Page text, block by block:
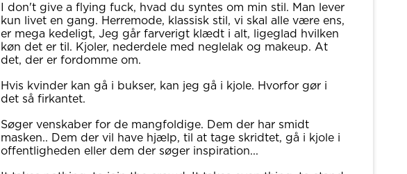
I don't give a flying fuck, hvad du syntes om min stil. Man lever
kun livet en gang. Herremode, klassisk stil, vi skal alle være ens,
er mega kedeligt, Jeg går farverigt klædt i alt, ligeglad hvilken
køn det er til. Kjoler, nederdele med neglelak og makeup. At
det, der er fordomme om.
Hvis kvinder kan gå i bukser, kan jeg gå i kjole. Hvorfor gør i
det så firkantet.
Søger venskaber for de mangfoldige. Dem der har smidt
masken.. Dem der vil have hjælp, til at tage skridtet, gå i kjole i
offentligheden eller dem der søger inspiration...